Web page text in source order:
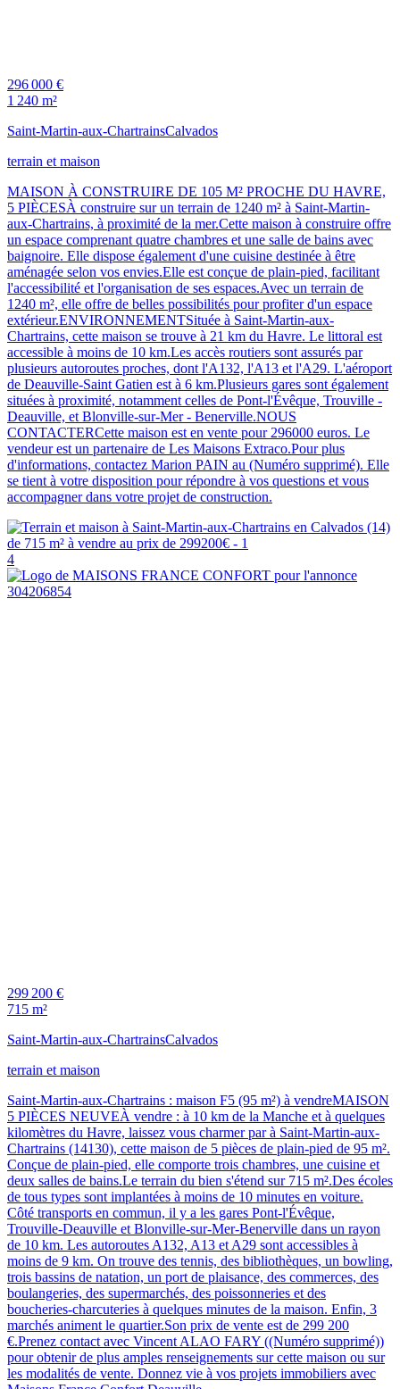
296 000 €
1 240 m²
Saint-Martin-aux-ChartrainsCalvados
terrain et maison
MAISON À CONSTRUIRE DE 105 M² PROCHE DU HAVRE,
5 PIÈCESÀ construire sur un terrain de 1240 m² à Saint-Martin-
aux-Chartrains, à proximité de la mer.Cette maison à construire offre
un espace comprenant quatre chambres et une salle de bains avec
baignoire. Elle dispose également d'une cuisine destinée à être
aménagée selon vos envies.Elle est conçue de plain-pied, facilitant
l'accessibilité et l'organisation de ses espaces.Avec un terrain de
1240 m², elle offre de belles possibilités pour profiter d'un espace
extérieur.ENVIRONNEMENTSituée à Saint-Martin-aux-
Chartrains, cette maison se trouve à 21 km du Havre. Le littoral est
accessible à moins de 10 km.Les accès routiers sont assurés par
plusieurs autoroutes proches, dont l'A132, l'A13 et l'A29. L'aéroport
de Deauville-Saint Gatien est à 6 km.Plusieurs gares sont également
situées à proximité, notamment celles de Pont-l'Évêque, Trouville -
Deauville, et Blonville-sur-Mer - Benerville.NOUS
CONTACTERCette maison est en vente pour 296000 euros. Le
vendeur est un partenaire de Les Maisons Extraco.Pour plus
d'informations, contactez Marion PAIN au (Numéro supprimé). Elle
se tient à votre disposition pour répondre à vos questions et vous
accompagner dans votre projet de construction.
4
299 200 €
715 m²
Saint-Martin-aux-ChartrainsCalvados
terrain et maison
Saint-Martin-aux-Chartrains : maison F5 (95 m²) à vendreMAISON
5 PIÈCES NEUVEÀ vendre : à 10 km de la Manche et à quelques
kilomètres du Havre, laissez vous charmer par à Saint-Martin-aux-
Chartrains (14130), cette maison de 5 pièces de plain-pied de 95 m².
Conçue de plain-pied, elle comporte trois chambres, une cuisine et
deux salles de bains.Le terrain du bien s'étend sur 715 m².Des écoles
de tous types sont implantées à moins de 10 minutes en voiture.
Côté transports en commun, il y a les gares Pont-l'Évêque,
Trouville-Deauville et Blonville-sur-Mer-Benerville dans un rayon
de 10 km. Les autoroutes A132, A13 et A29 sont accessibles à
moins de 9 km. On trouve des tennis, des bibliothèques, un bowling,
trois bassins de natation, un port de plaisance, des commerces, des
boulangeries, des supermarchés, des poissonneries et des
boucheries-charcuteries à quelques minutes de la maison. Enfin, 3
marchés animent le quartier.Son prix de vente est de 299 200
€.Prenez contact avec Vincent ALAO FARY ((Numéro supprimé))
pour obtenir de plus amples renseignements sur cette maison ou sur
les modalités de vente. Donnez vie à vos projets immobiliers avec